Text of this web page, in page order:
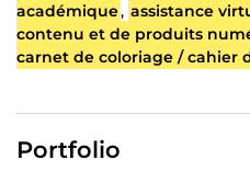
académique, assistance
contenu et de produits
carnet de coloriage / cahier
📌 Explorez-le dès
ce que je peux vous offrir !
Portfolio